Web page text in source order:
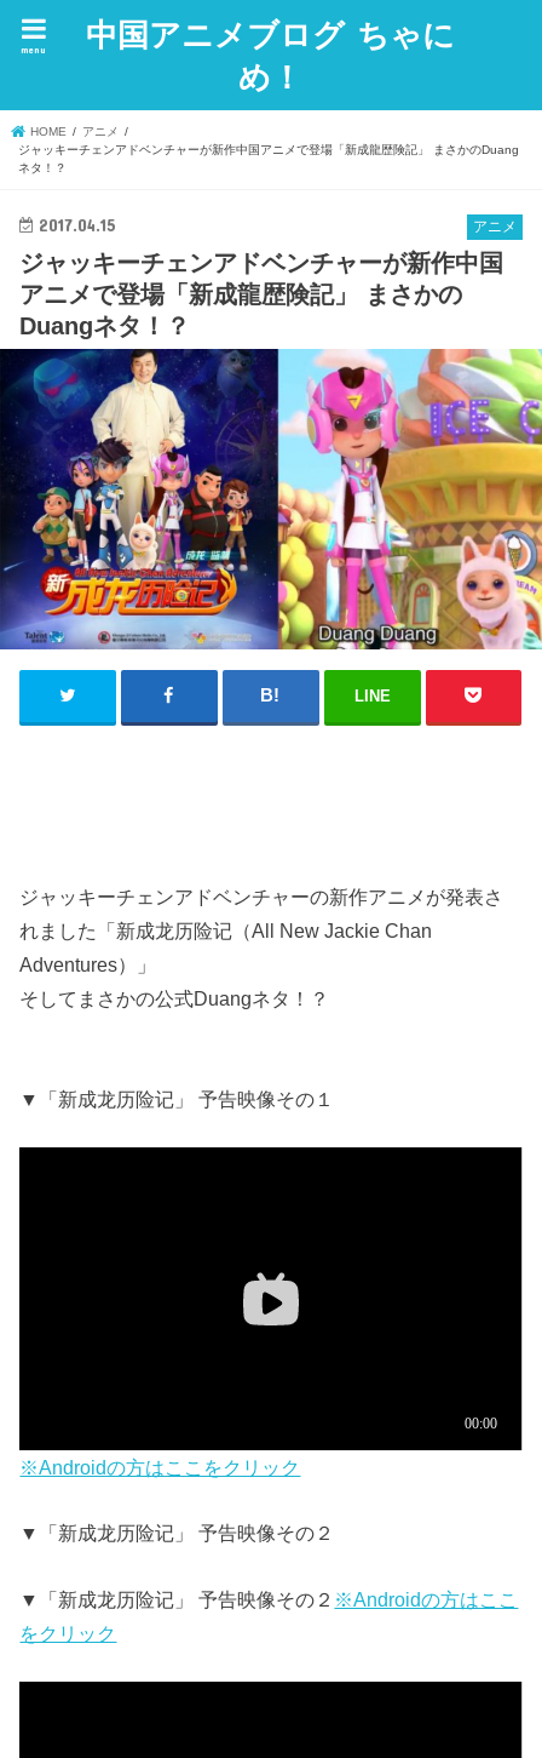
中国アニメブログ ちゃに
め！
menu
HOME
アニメ
ジャッキーチェンアドベンチャーが新作中国アニメで登場「新成龍歴険記」 まさかのDuang
ネタ！？
アニメ
2017.04.15
ジャッキーチェンアドベンチャーが新作中国
アニメで登場「新成龍歴険記」 まさかの
Duangネタ！？
LINE
ジャッキーチェンアドベンチャーの新作アニメが発表さ
れました「新成龙历险记（All New Jackie Chan
Adventures）」
そしてまさかの公式Duangネタ！？
▼「新成龙历险记」 予告映像その１
※Androidの方はここをクリック
▼「新成龙历险记」 予告映像その２
▼「新成龙历险记」 予告映像その２ ※Androidの方はここ
をクリック